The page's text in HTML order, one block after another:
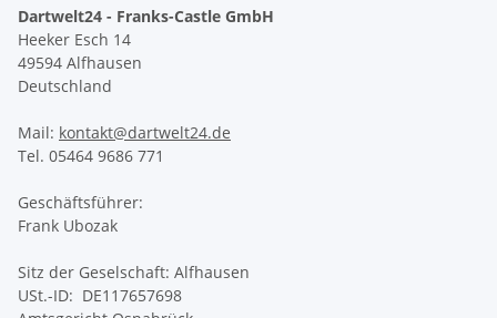
Dartwelt24 - Franks-Castle GmbH
Heeker Esch 14
49594 Alfhausen
Deutschland
Mail: kontakt@dartwelt24.de
Tel. 05464 9686 771
Geschäftsführer:
Frank Ubozak
Sitz der Geselschaft: Alfhausen
USt.-ID: DE117657698